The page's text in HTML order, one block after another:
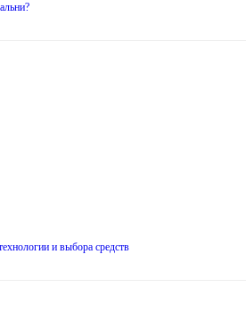
и выбора средств